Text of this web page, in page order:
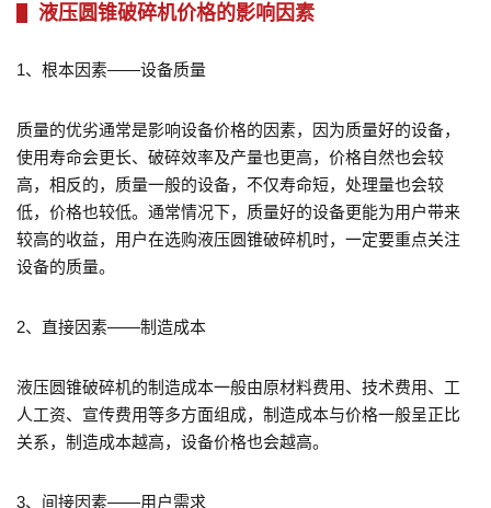
液压圆锥破碎机价格的影响因素
1、根本因素——设备质量
质量的优劣通常是影响设备价格的因素，因为质量好的设备，
使用寿命会更长、破碎效率及产量也更高，价格自然也会较
高，相反的，质量一般的设备，不仅寿命短，处理量也会较
低，价格也较低。通常情况下，质量好的设备更能为用户带来
较高的收益，用户在选购液压圆锥破碎机时，一定要重点关注
设备的质量。
2、直接因素——制造成本
液压圆锥破碎机的制造成本一般由原材料费用、技术费用、工
人工资、宣传费用等多方面组成，制造成本与价格一般呈正比
关系，制造成本越高，设备价格也会越高。
3、间接因素——用户需求